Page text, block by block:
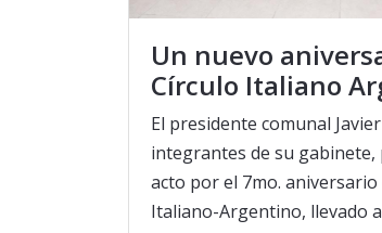
Un nuevo
Círculo Italiano
El presidente comunal
integrantes de su
acto por el 7mo. aniversario
Italiano-Argentino, llevado